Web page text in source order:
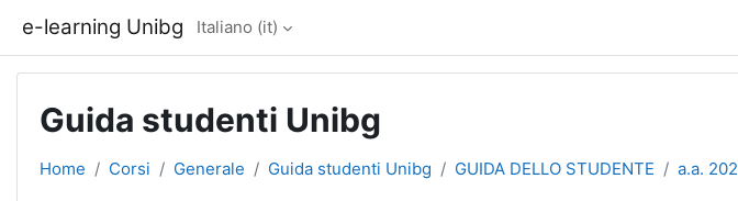
e-learning Unibg Italiano ‎(it)‎
Guida studenti Unibg
Home Corsi Generale Guida studenti Unibg GUIDA DELLO STUDENTE a.a.